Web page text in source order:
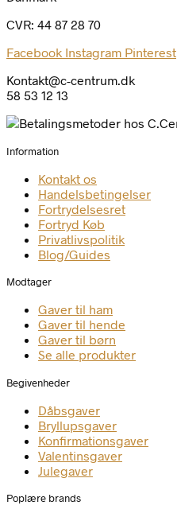
CVR: 44 87 28 70
Facebook Instagram Pinterest
Kontakt@c-centrum.dk
58 53 12 13
Information
Kontakt os
Handelsbetingelser
Fortrydelsesret
Fortryd Køb
Privatlivspolitik
Blog/Guides
Modtager
Gaver til ham
Gaver til hende
Gaver til børn
Se alle produkter
Begivenheder
Dåbsgaver
Bryllupsgaver
Konfirmationsgaver
Valentinsgaver
Julegaver
Poplære brands